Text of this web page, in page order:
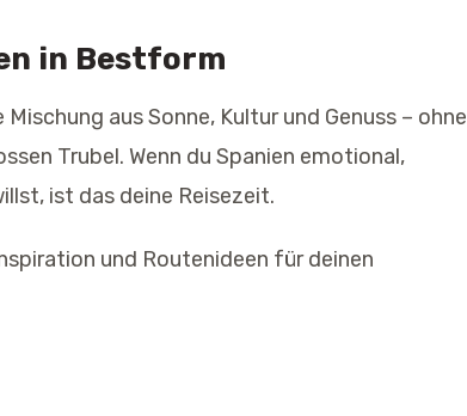
in Bestform
aus Sonne, Kultur und Genuss – ohne
Trubel. Wenn du Spanien emotional,
ist das deine Reisezeit.
und Routenideen für deinen